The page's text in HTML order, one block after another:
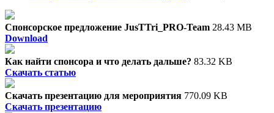
Спонсорское предложение JusTTri_PRO-Team 28.43 MB
Download
Как найти спонсора и что делать дальше? 83.32 KB
Скачать статью
Скачать презентацию для мероприятия 770.09 KB
Скачать презентацию